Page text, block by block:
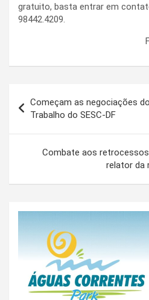
gratuito, basta entrar em
98442.4209.
de
Post
Começam as negociações
Trabalho do SESC-DF
Combate aos
relator da